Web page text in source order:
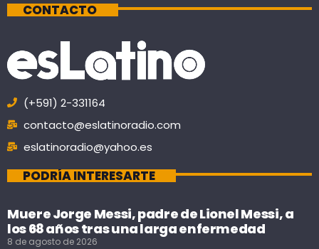
CONTACTO
(+591) 2-331164
contacto@eslatinoradio.com
eslatinoradio@yahoo.es
PODRÍA INTERESARTE
Muere Jorge Messi, padre de Lionel Messi, a
los 68 años tras una larga enfermedad
8 de agosto de 2026